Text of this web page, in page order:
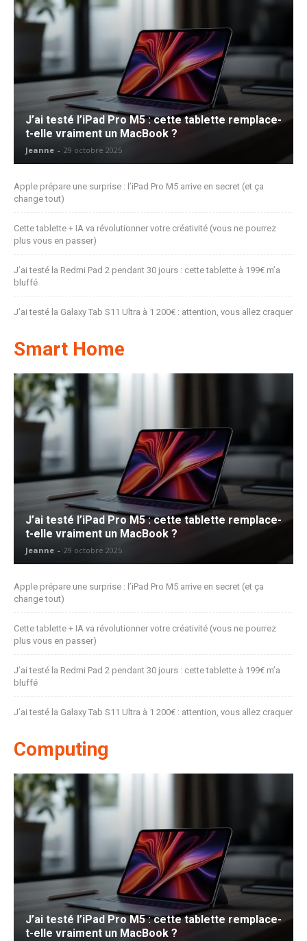
J’ai testé l’iPad Pro M5 : cette tablette remplace-
t-elle vraiment un MacBook ?
Jeanne - 29 octobre 2025
Apple prépare une surprise : l’iPad Pro M5 arrive en secret (et ça
change tout)
Cette tablette + IA va révolutionner votre créativité (vous ne pourrez
plus vous en passer)
J’ai testé la Redmi Pad 2 pendant 30 jours : cette tablette à 199€ m’a
bluffé
J’ai testé la Galaxy Tab S11 Ultra à 1 200€ : attention, vous allez craquer
Smart Home
J’ai testé l’iPad Pro M5 : cette tablette remplace-
t-elle vraiment un MacBook ?
Jeanne - 29 octobre 2025
Apple prépare une surprise : l’iPad Pro M5 arrive en secret (et ça
change tout)
Cette tablette + IA va révolutionner votre créativité (vous ne pourrez
plus vous en passer)
J’ai testé la Redmi Pad 2 pendant 30 jours : cette tablette à 199€ m’a
bluffé
J’ai testé la Galaxy Tab S11 Ultra à 1 200€ : attention, vous allez craquer
Computing
J’ai testé l’iPad Pro M5 : cette tablette remplace-
t-elle vraiment un MacBook ?